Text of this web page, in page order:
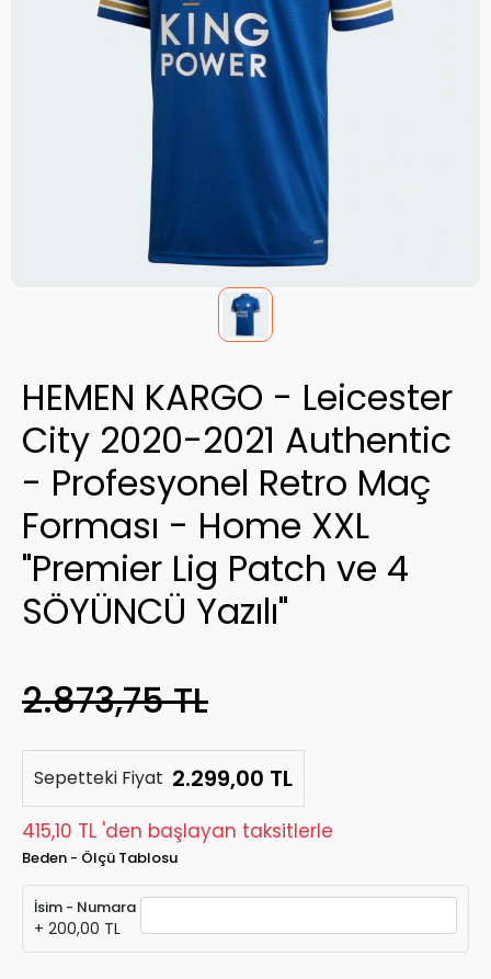
HEMEN KARGO - Leicester
City 2020-2021 Authentic
- Profesyonel Retro Maç
Forması - Home XXL
"Premier Lig Patch ve 4
SÖYÜNCÜ Yazılı"
2.873,75 TL
Sepetteki Fiyat 2.299,00 TL
415,10 TL 'den başlayan taksitlerle
Beden - Ölçü Tablosu
İsim - Numara
+ 200,00 TL